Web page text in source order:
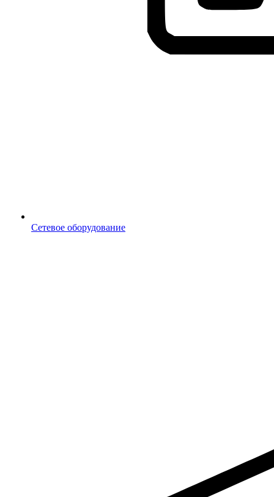
Сетевое оборудование